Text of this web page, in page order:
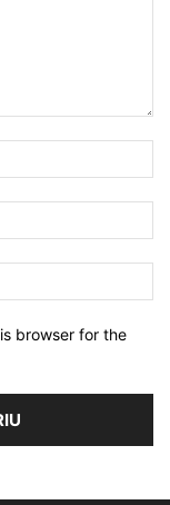
browser for the